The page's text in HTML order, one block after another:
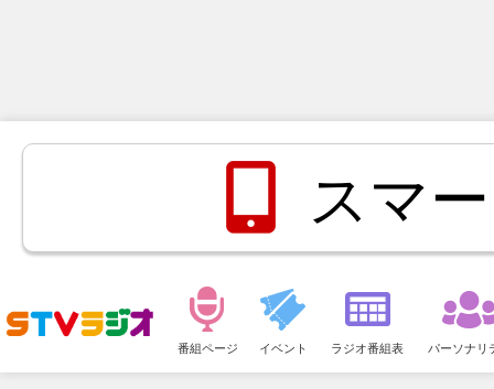
スマ
ュ
番組ページ イベント ラジオ番組表 パーソナリ